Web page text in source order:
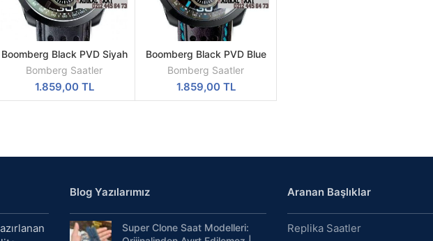
DEVAMINI
OKU
Boomberg Black PVD Siyah
Swiss Quartz
Bomberg Saatler
1.859,00 TL
DEVAMINI
OKU
Boomberg Black PVD Blue
Swiss Quartz
Bomberg Saatler
1.859,00 TL
Blog Yazılarımız
Super Clone Saat Modelleri:
Aranan Başlıklar
Replika Saatler